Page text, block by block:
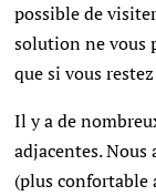
possible de
solution ne vous
que si vous
Il y a de
adjacentes.
(plus confortable